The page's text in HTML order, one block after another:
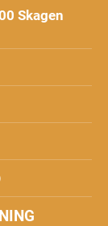
Skagen